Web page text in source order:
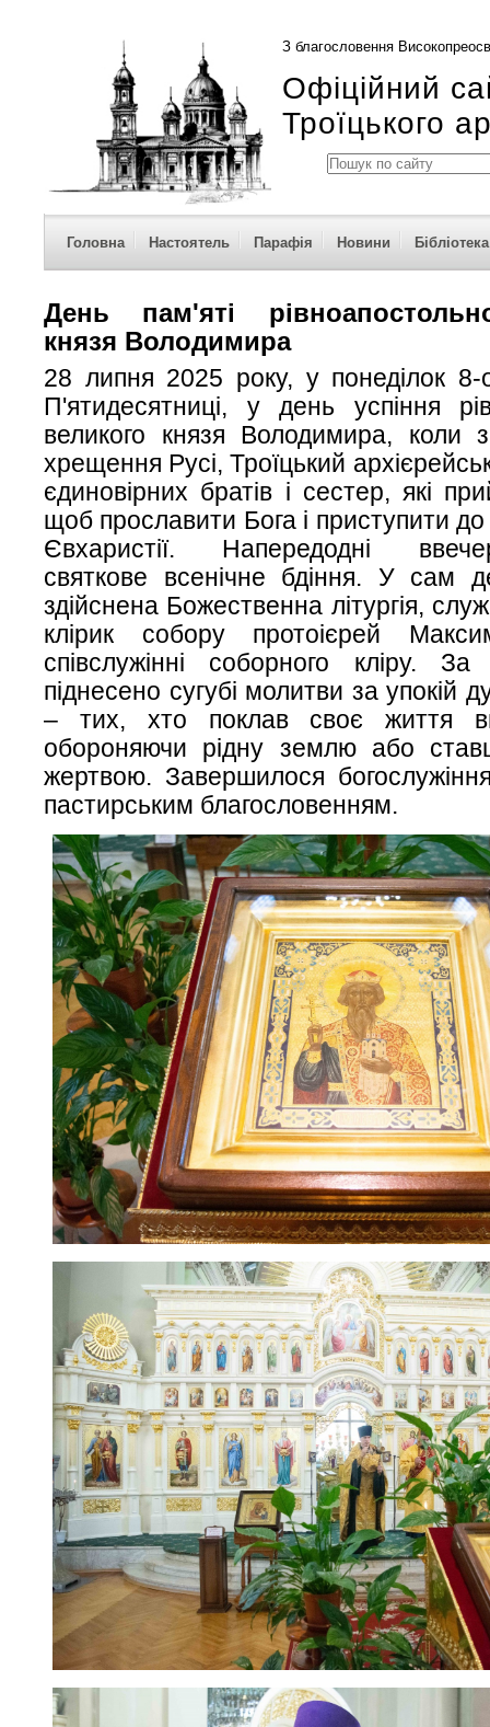
З благословення
Офіційний
Троїцького
Головна Настоятель Парафія Новини Бібліотека
День пам'яті
князя Володимира
28 липня 2025 року, у понеділок 8-
П'ятидесятниці, у день успіння
великого князя Володимира, коли
хрещення Русі, Троїцький
єдиновірних братів і сестер, які
щоб прославити Бога і приступити до
Євхаристії. Напередодні
святкове всенічне бдіння. У сам
здійснена Божественна літургія,
клірик собору протоієрей
співслужінні соборного кліру. За
піднесено сугубі молитви за упокій
– тих, хто поклав своє життя
обороняючи рідну землю або
жертвою. Завершилося
пастирським благословенням.